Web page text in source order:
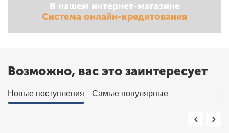
В нашем интернет-магазине
Система онлайн-кредитования
Возможно, вас это заинтересует
Новые поступления Самые популярные